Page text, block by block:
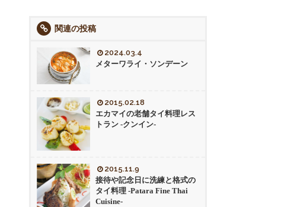
関連の投稿
2024.03.4
メターワライ・ソンデーン
2015.02.18
エカマイの老舗タイ料理レス
トラン -クンイン-
2015.11.9
接待や記念日に洗練と格式の
タイ料理 -Patara Fine Thai
Cuisine-